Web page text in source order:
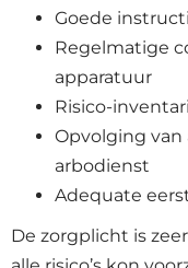
Goede
Regelmatige
apparatuur
Risico-
Opvolging van
arbodienst
Adequate
De zorgplicht is